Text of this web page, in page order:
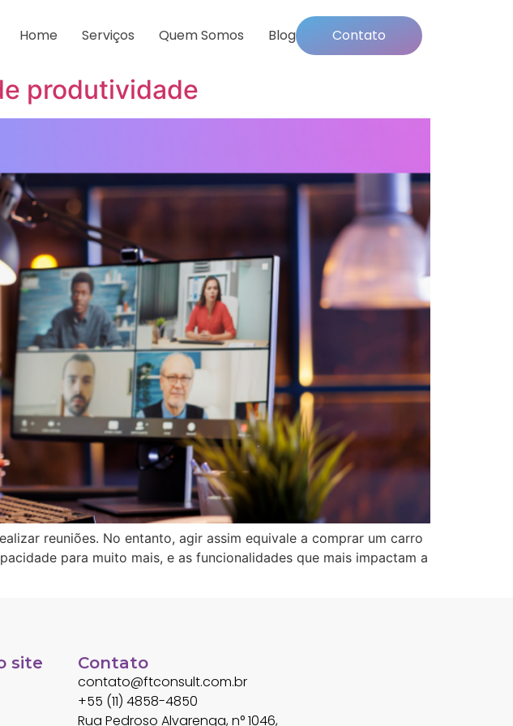
Contato
Home Serviços Quem Somos Blog
produtividade
reuniões. No entanto, agir assim equivale a comprar um carro
para muito mais, e as funcionalidades que mais impactam a
site Contato
Rua Pedroso Alvarenga, n° 1046,
contato@ftconsult.com.br
+55 (11) 4858-4850